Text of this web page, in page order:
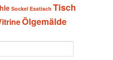
Sockel Esstisch Tisch
Ölgemälde